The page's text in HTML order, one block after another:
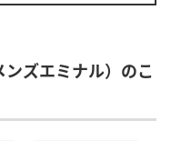
ズエミナル）のこ